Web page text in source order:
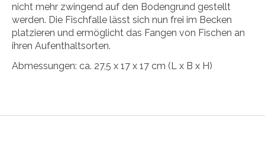
nicht mehr zwingend auf den Bodengrund gestellt
werden. Die Fischfalle lässt sich nun frei im Becken
platzieren und ermöglicht das Fangen von Fischen an
ihren Aufenthaltsorten.
Abmessungen: ca. 27,5 x 17 x 17 cm (L x B x H)